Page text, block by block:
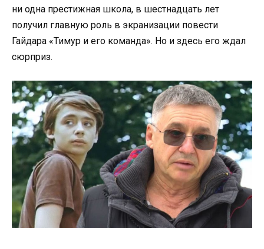
ни одна престижная школа, в шестнадцать лет
получил главную роль в экранизации повести
Гайдара «Тимур и его команда». Но и здесь его ждал
сюрприз.